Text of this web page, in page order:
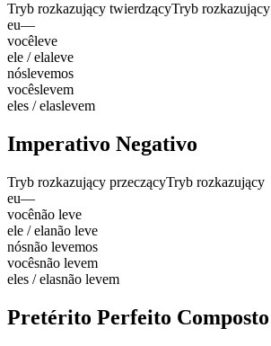
Tryb rozkazujący twierdzącyTryb rozkazujący
eu—
vocêleve
ele / elaleve
nóslevemos
vocêslevem
eles / elaslevem
Imperativo Negativo
Tryb rozkazujący przeczącyTryb rozkazujący
eu—
vocênão leve
ele / elanão leve
nósnão levemos
vocêsnão levem
eles / elasnão levem
Pretérito Perfeito Composto